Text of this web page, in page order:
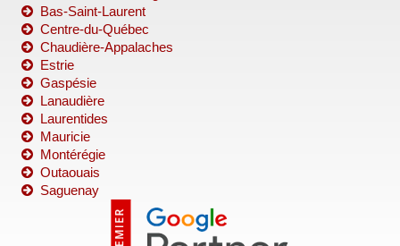
Bas-Saint-Laurent
Centre-du-Québec
Chaudière-Appalaches
Estrie
Gaspésie
Lanaudière
Laurentides
Mauricie
Montérégie
Outaouais
Saguenay